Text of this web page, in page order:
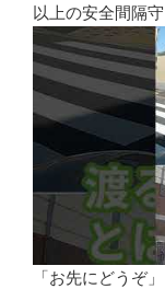
以上の安全間隔
「お先にどうぞ